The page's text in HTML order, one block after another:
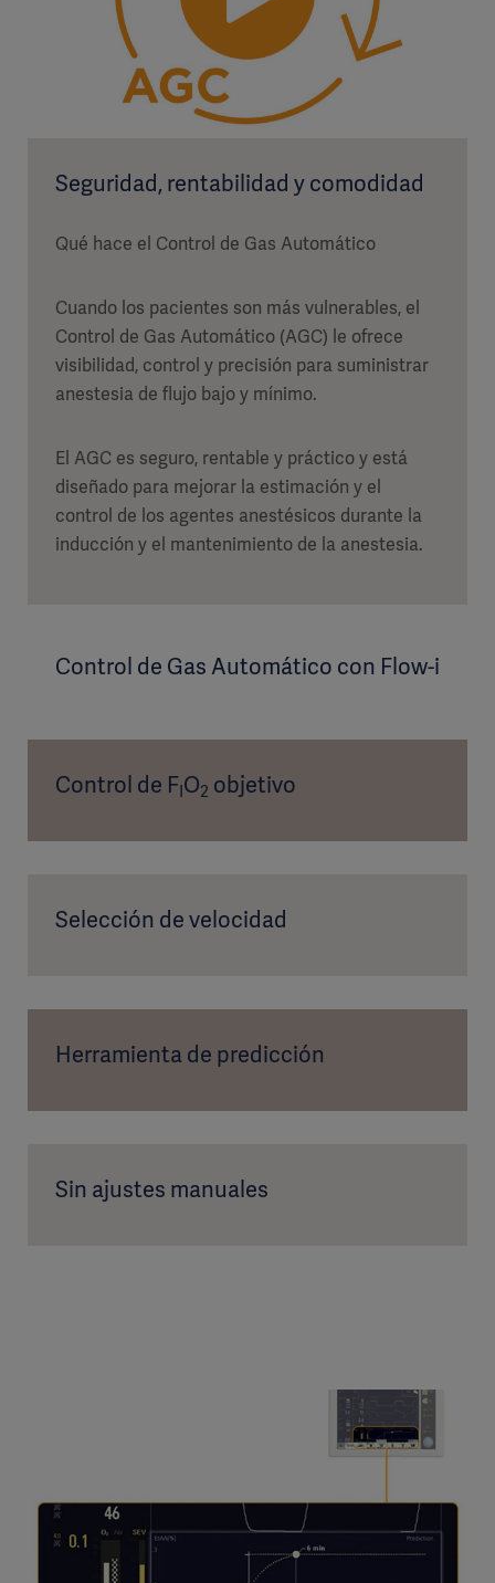
Seguridad, rentabilidad y comodidad
Qué hace el Control de Gas Automático
Cuando los pacientes son más vulnerables, el
Control de Gas Automático (AGC) le ofrece
visibilidad, control y precisión para suministrar
anestesia de flujo bajo y mínimo.
El AGC es seguro, rentable y práctico y está
diseñado para mejorar la estimación y el
control de los agentes anestésicos durante la
inducción y el mantenimiento de la anestesia.
Control de Gas Automático con Flow-i
Control de FIO2 objetivo
Selección de velocidad
Herramienta de predicción
Sin ajustes manuales